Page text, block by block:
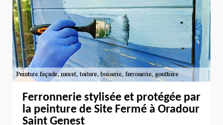
Ferronnerie stylisée et protégée par
la peinture de Site Fermé à Oradour
Saint Genest